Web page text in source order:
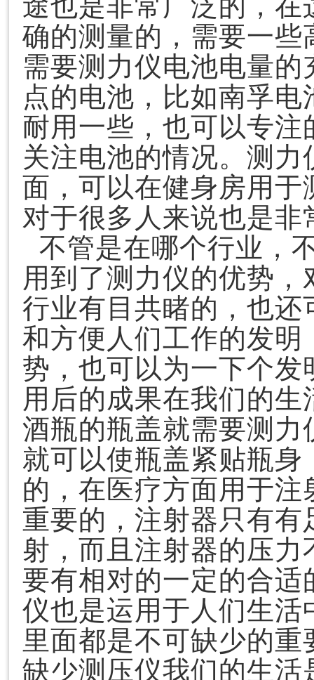
确的测量的，需要一
需要测力仪电池电量
点的电池，比如南孚
耐用一些，也可以专
关注电池的情况。测
面，可以在健身房用
对于很多人来说也是非
不管是在哪个行业，
用到了测力仪的优势
行业有目共睹的，也
和方便人们工作的发
势，也可以为一下个
用后的成果在我们的
酒瓶的瓶盖就需要测
就可以使瓶盖紧贴瓶
的，在医疗方面用于
重要的，注射器只有
射，而且注射器的压
要有相对的一定的合
仪也是运用于人们生
里面都是不可缺少的
缺少测压仪我们的生